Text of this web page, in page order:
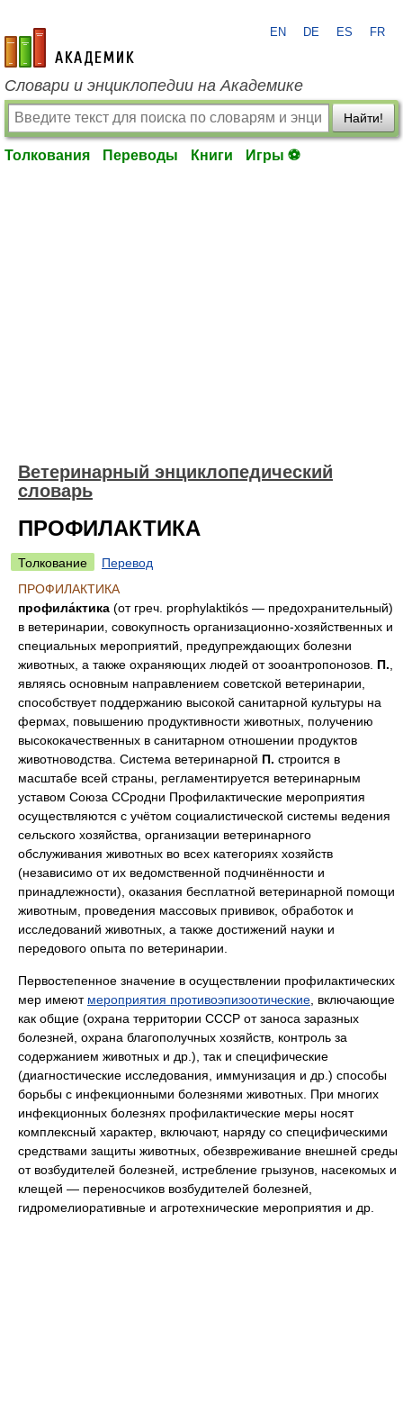
academic.ru
EN DE ES FR
Словари и энциклопедии на Академике
Найти!
Толкования Переводы Книги Игры ⚽
Ветеринарный энциклопедический
словарь
ПРОФИЛАКТИКА
Толкование
Перевод
ПРОФИЛАКТИКА
профила́ктика (от греч. prophylaktikós — предохранительный)
в ветеринарии, совокупность организационно-хозяйственных и
специальных мероприятий, предупреждающих болезни
животных, а также охраняющих людей от зооантропонозов. П.
являясь основным направлением советской ветеринарии,
способствует поддержанию высокой санитарной культуры на
фермах, повышению продуктивности животных, получению
высококачественных в санитарном отношении продуктов
животноводства. Система ветеринарной П. строится в
масштабе всей страны, регламентируется ветеринарным
уставом Союза ССродни Профилактические мероприятия
осуществляются с учётом социалистической системы ведения
сельского хозяйства, организации ветеринарного
обслуживания животных во всех категориях хозяйств
(независимо от их ведомственной подчинённости и
принадлежности), оказания бесплатной ветеринарной помощи
животным, проведения массовых прививок, обработок и
исследований животных, а также достижений науки и
передового опыта по ветеринарии.
Первостепенное значение в осуществлении профилактических
мер имеют мероприятия противоэпизоотические , включающие
как общие (охрана территории СССР от заноса заразных
болезней, охрана благополучных хозяйств, контроль за
содержанием животных и др.), так и специфические
(диагностические исследования, иммунизация и др.) способы
борьбы с инфекционными болезнями животных. При многих
инфекционных болезнях профилактические меры носят
комплексный характер, включают, наряду со специфическими
средствами защиты животных, обезвреживание внешней среды
от возбудителей болезней, истребление грызунов, насекомых и
клещей — переносчиков возбудителей болезней,
гидромелиоративные и агротехнические мероприятия и др.